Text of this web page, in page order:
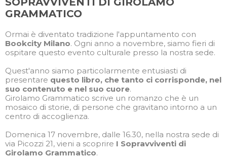
GRAMMATICO
Ormai è diventato tradizione l'appuntamento con
Bookcity Milano. Ogni anno a novembre, siamo fieri di
ospitare questo evento culturale presso la nostra sede.
Quest'anno siamo particolarmente entusiasti di
presentare questo libro, che tanto ci corrisponde, nel
suo contenuto e nel suo cuore.
Girolamo Grammatico scrive un romanzo che è un
mosaico di storie, di persone che gravitano intorno a un
centro di accoglienza.
Domenica 17 novembre, dalle 16.30, nella nostra sede di
via Picozzi 21, vieni a scoprire I Sopravviventi di
Girolamo Grammatico.